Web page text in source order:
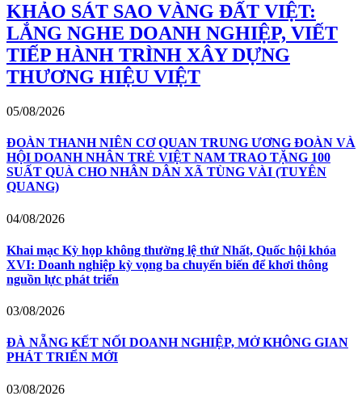
KHẢO SÁT SAO VÀNG ĐẤT VIỆT:
LẮNG NGHE DOANH NGHIỆP, VIẾT
TIẾP HÀNH TRÌNH XÂY DỰNG
THƯƠNG HIỆU VIỆT
05/08/2026
ĐOÀN THANH NIÊN CƠ QUAN TRUNG ƯƠNG ĐOÀN VÀ
HỘI DOANH NHÂN TRẺ VIỆT NAM TRAO TẶNG 100
SUẤT QUÀ CHO NHÂN DÂN XÃ TÙNG VÀI (TUYÊN
QUANG)
04/08/2026
Khai mạc Kỳ họp không thường lệ thứ Nhất, Quốc hội khóa
XVI: Doanh nghiệp kỳ vọng ba chuyển biến để khơi thông
nguồn lực phát triển
03/08/2026
ĐÀ NẴNG KẾT NỐI DOANH NGHIỆP, MỞ KHÔNG GIAN
PHÁT TRIỂN MỚI
03/08/2026